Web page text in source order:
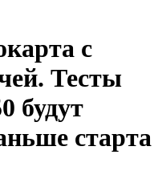
с
Тесты
будут
старта